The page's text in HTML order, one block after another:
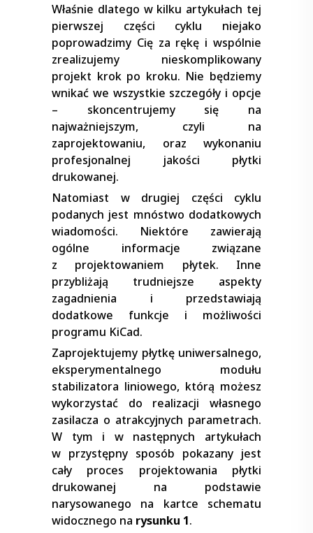
Właśnie dlatego w kilku artykułach tej
pierwszej części cyklu niejako
poprowadzimy Cię za rękę i wspólnie
zrealizujemy nieskomplikowany
projekt krok po kroku. Nie będziemy
wnikać we wszystkie szczegóły i opcje
– skoncentrujemy się na
najważniejszym, czyli na
zaprojektowaniu, oraz wykonaniu
profesjonalnej jakości płytki
drukowanej.
Natomiast w drugiej części cyklu
podanych jest mnóstwo dodatkowych
wiadomości. Niektóre zawierają
ogólne informacje związane
z projektowaniem płytek. Inne
przybliżają trudniejsze aspekty
zagadnienia i przedstawiają
dodatkowe funkcje i możliwości
programu KiCad.
Zaprojektujemy płytkę uniwersalnego,
eksperymentalnego modułu
stabilizatora liniowego, którą możesz
wykorzystać do realizacji własnego
zasilacza o atrakcyjnych parametrach.
W tym i w następnych artykułach
w przystępny sposób pokazany jest
cały proces projektowania płytki
drukowanej na podstawie
narysowanego na kartce schematu
widocznego na rysunku 1.